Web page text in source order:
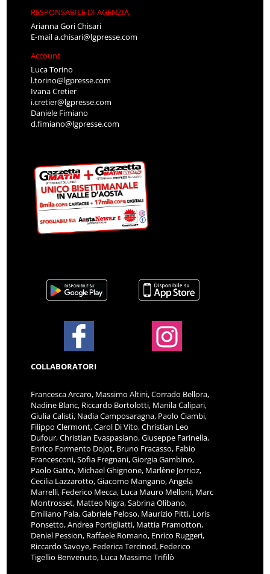
RESPONSABILE DI AGENZIA
Arianna Gori Chisari
E-maila.chisari@lgpresse.com
Account
Luca Torino
l.torino@lgpresse.com
Ivana Cretier
i.cretier@lgpresse.com
Daniele Fimiano
d.fimiano@lgpresse.com
COLLABORATORI
Francesca Arcaro, Massimo Altini, Corrado Bellora,
Nadine Blanc, Riccardo Bortolotti, Manila Calipari,
Giulia Calisti, Nadia Camposaragna, Paolo Ciambi,
Filippo Clermont, Carol Di Vito, Christian Leo
Dufour, Christian Evaspasiano, Giuseppe Farinella,
Enrico Formento Dojot, Bruno Fracasso, Fabio
Francesconi, Sofia Fregnani, Giorgia Gambino,
Paolo Gatto, Michael Ghignone, Marlène Jorrioz,
Cecilia Lazzarotto, Giacomo Mangano, Angela
Marrelli, Federico Mecca, Luca Mauro Melloni, Marc
Montrosset, Matteo Nigra, Sabrina Olibano,
Emiliano Pala, Gabriele Peloso, Maurizio Pitti, Loris
Ponsetto, Andrea Portigliatti, Mattia Pramotton,
Deniel Pession, Raffaele Romano, Enrico Ruggeri,
Riccardo Savoye, Federica Tercinod, Federico
Tigellio Benvenuto, Luca Massimo Trifilò